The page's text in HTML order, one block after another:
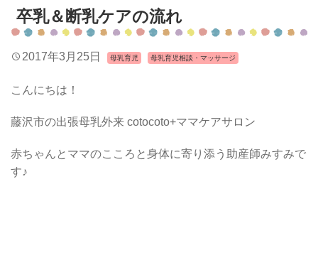
卒乳＆断乳ケアの流れ
2017年3月25日 母乳育児 母乳育児相談・マッサージ
こんにちは！
藤沢市の出張母乳外来 cotocoto+ママケアサロン
赤ちゃんとママのこころと身体に寄り添う助産師みすみで
す♪